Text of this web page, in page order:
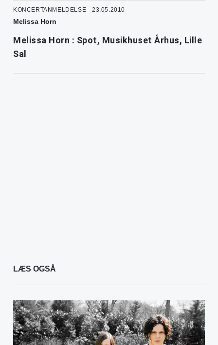
KONCERTANMELDELSE - 23.05.2010
Melissa Horn
Melissa Horn : Spot, Musikhuset Århus, Lille
Sal
LÆS OGSÅ